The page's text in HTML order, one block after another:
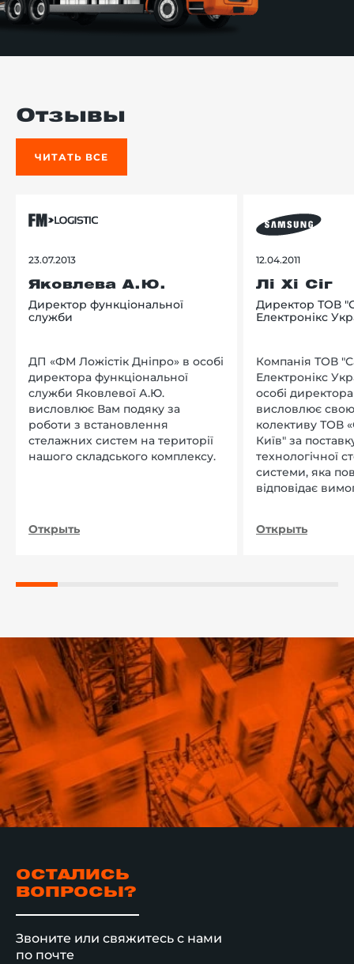
Отзывы
ЧИТАТЬ ВСЕ
23.07.2013
Яковлева А.Ю.
Директор функціональної
служби
ДП «ФМ Ложістік Дніпро» в особі
директора функціональної
служби Яковлевої А.Ю.
висловлює Вам подяку за
роботи з встановлення
стелажних систем на території
нашого складського комплексу.
Открыть
12.04.2011
Лі Хі Сіг
Директор ТОВ
Електронікс
Компанія ТОВ
Електронікс
особі
висловлює
колективу ТОВ
Київ" за
технологічної
системи, яка
відповідає
Открыть
ОСТАЛИСЬ
ВОПРОСЫ?
Звоните или свяжитесь с нами
по почте